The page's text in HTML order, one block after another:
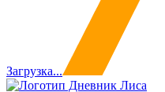
Загрузка...